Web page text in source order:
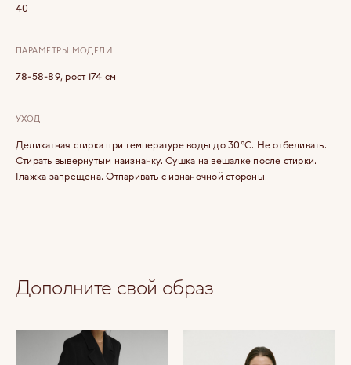
40
ПАРАМЕТРЫ МОДЕЛИ
78-58-89, рост 174 см
УХОД
Деликатная стирка при температуре воды до 30°C. Не отбеливать.
Стирать вывернутым наизнанку. Сушка на вешалке после стирки.
Глажка запрещена. Отпаривать с изнаночной стороны.
Дополните свой образ